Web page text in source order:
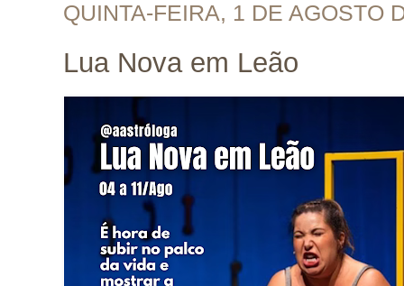
QUINTA-FEIRA, 1 DE AGOSTO
Lua Nova em Leão